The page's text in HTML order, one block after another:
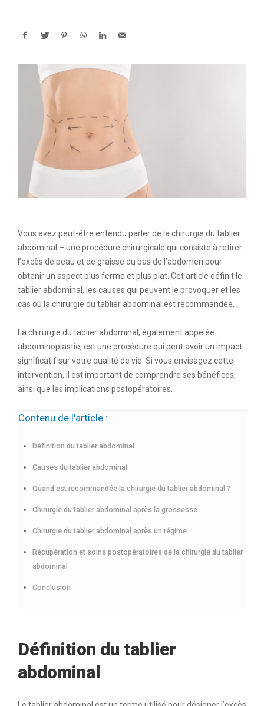
Vous avez peut-être entendu parler de la chirurgie du tablier
abdominal – une procédure chirurgicale qui consiste à retirer
l’excès de peau et de graisse du bas de l’abdomen pour
obtenir un aspect plus ferme et plus plat. Cet article définit le
tablier abdominal, les causes qui peuvent le provoquer et les
cas où la chirurgie du tablier abdominal est recommandée.
La chirurgie du tablier abdominal, également appelée
abdominoplastie, est une procédure qui peut avoir un impact
significatif sur votre qualité de vie. Si vous envisagez cette
intervention, il est important de comprendre ses bénéfices,
ainsi que les implications postopératoires.
Contenu de l'article :
Définition du tablier abdominal
Causes du tablier abdominal
Quand est recommandée la chirurgie du tablier abdominal ?
Chirurgie du tablier abdominal après la grossesse
Chirurgie du tablier abdominal après un régime
Récupération et soins postopératoires de la chirurgie du tablier
abdominal
Conclusion
Définition du tablier
abdominal